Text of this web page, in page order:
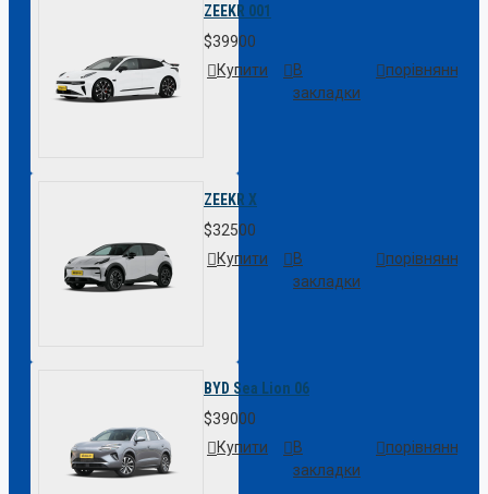
ZEEKR 001
$39900
Купити
В
закладки
порівняння
ZEEKR X
$32500
Купити
В
закладки
порівняння
BYD Sea Lion 06
$39000
Купити
В
закладки
порівняння